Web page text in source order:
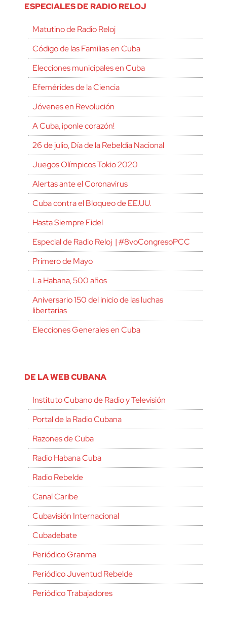
ESPECIALES DE RADIO RELOJ
Matutino de Radio Reloj
Código de las Familias en Cuba
Elecciones municipales en Cuba
Efemérides de la Ciencia
Jóvenes en Revolución
A Cuba, ¡ponle corazón!
26 de julio, Día de la Rebeldía Nacional
Juegos Olímpicos Tokio 2020
Alertas ante el Coronavirus
Cuba contra el Bloqueo de EE.UU.
Hasta Siempre Fidel
Especial de Radio Reloj | #8voCongresoPCC
Primero de Mayo
La Habana, 500 años
Aniversario 150 del inicio de las luchas
libertarias
Elecciones Generales en Cuba
DE LA WEB CUBANA
Instituto Cubano de Radio y Televisión
Portal de la Radio Cubana
Razones de Cuba
Radio Habana Cuba
Radio Rebelde
Canal Caribe
Cubavisión Internacional
Cubadebate
Periódico Granma
Periódico Juventud Rebelde
Periódico Trabajadores